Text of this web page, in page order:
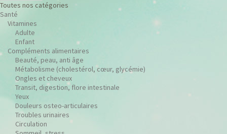
Toutes nos catégories
Santé
Vitamines
Adulte
Enfant
Compléments alimentaires
Beauté, peau, anti âge
Métabolisme (cholestérol, cœur, glycémie)
Ongles et cheveux
Transit, digestion, flore intestinale
Yeux
Douleurs osteo-articulaires
Troubles urinaires
Circulation